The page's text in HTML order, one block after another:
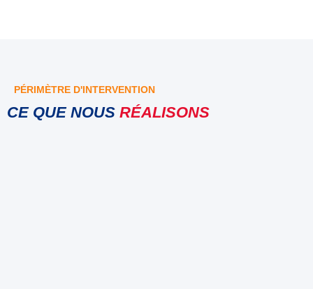
PÉRIMÈTRE D'INTERVENTION
CE QUE NOUS RÉALISONS